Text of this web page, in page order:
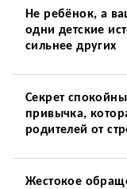
Не ребёнок, а
одни детские
сильнее других
Секрет
привычка,
родителей от
Жестокое